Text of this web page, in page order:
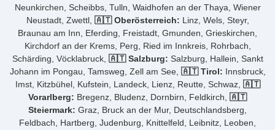
Neunkirchen, Scheibbs, Tulln, Waidhofen an der Thaya, Wiener
Neustadt, Zwettl, 🇦🇹 Oberösterreich: Linz, Wels, Steyr,
Braunau am Inn, Eferding, Freistadt, Gmunden, Grieskirchen,
Kirchdorf an der Krems, Perg, Ried im Innkreis, Rohrbach,
Schärding, Vöcklabruck, 🇦🇹 Salzburg: Salzburg, Hallein, Sankt
Johann im Pongau, Tamsweg, Zell am See, 🇦🇹 Tirol: Innsbruck,
Imst, Kitzbühel, Kufstein, Landeck, Lienz, Reutte, Schwaz, 🇦🇹
Vorarlberg: Bregenz, Bludenz, Dornbirn, Feldkirch, 🇦🇹
Steiermark: Graz, Bruck an der Mur, Deutschlandsberg,
Feldbach, Hartberg, Judenburg, Knittelfeld, Leibnitz, Leoben,